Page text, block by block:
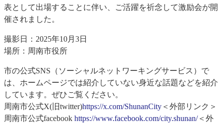
表として出場することに伴い、ご活躍を祈念して激励会が開
催されました。
撮影日：2025年10月3日
場所：周南市役所
市の公式SNS（ソーシャルネットワーキングサービス）で
は、ホームページでは紹介していない身近な話題などを紹介
しています。ぜひご覧ください。
周南市公式X(旧twitter)https://x.com/ShunanCity ＜外部リンク＞
周南市公式facebook https://www.facebook.com/city.shunan/＜外